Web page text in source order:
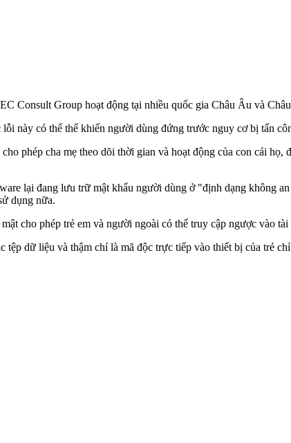
Consult Group hoạt động tại nhiều quốc gia Châu Âu và
này có thể thể khiến người dùng đứng trước nguy cơ bị tấn
phép cha mẹ theo dõi thời gian và hoạt động của con cái
lại đang lưu trữ mật khẩu người dùng ở "định dạng không
dụng nữa.
cho phép trẻ em và người ngoài có thể truy cập ngược vào
tệp dữ liệu và thậm chí là mã độc trực tiếp vào thiết bị của trẻ